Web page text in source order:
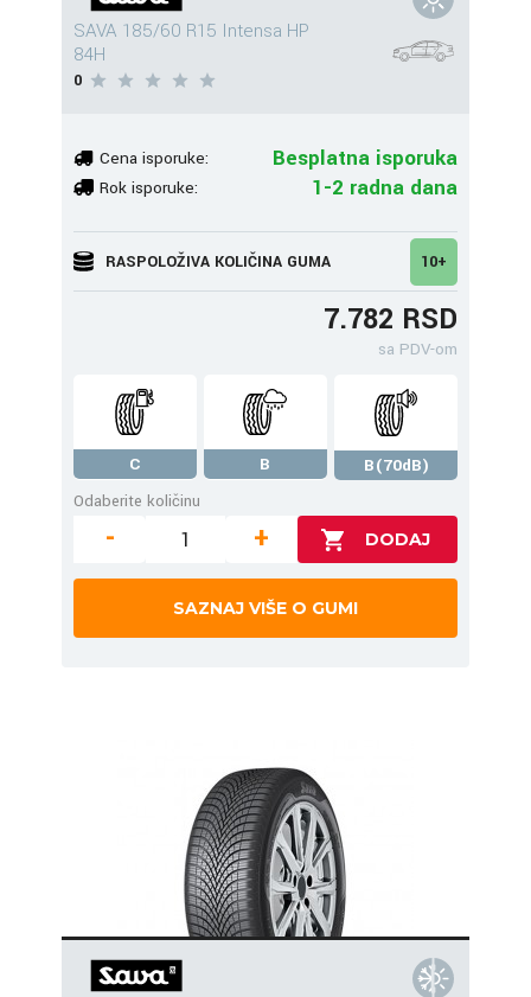
SAVA 185/60 R15 Intensa HP
84H
0
Cena isporuke: Besplatna isporuka
Rok isporuke: 1-2 radna dana
RASPOLOŽIVA KOLIČINA GUMA 10+
7.782 RSD
sa PDV-om
C B
B(70dB)
Odaberite količinu
- +
SAZNAJ VIŠE O GUMI